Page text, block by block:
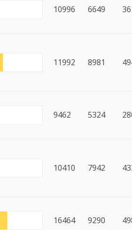
10996 6649
11992 8981
9462 5324
10410 7942
16464 9290